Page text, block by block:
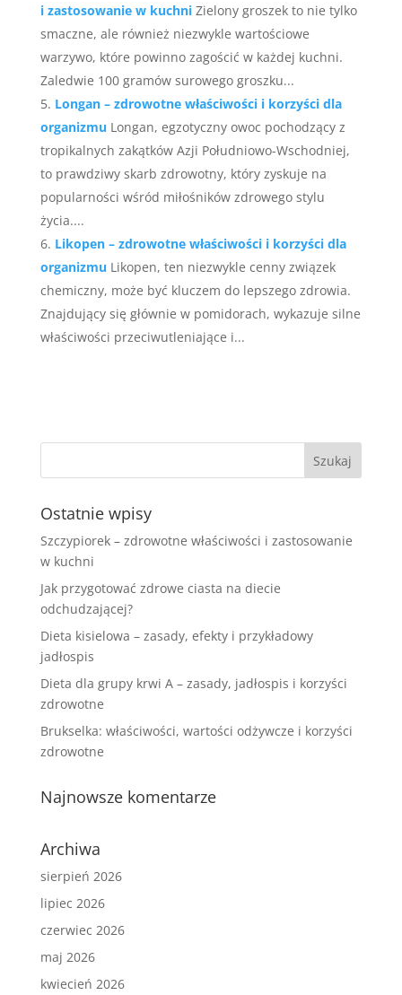
i zastosowanie w kuchni Zielony groszek to nie tylko
smaczne, ale również niezwykle wartościowe
warzywo, które powinno zagościć w każdej kuchni.
Zaledwie 100 gramów surowego groszku...
Longan – zdrowotne właściwości i korzyści dla
organizmu Longan, egzotyczny owoc pochodzący z
tropikalnych zakątków Azji Południowo-Wschodniej,
to prawdziwy skarb zdrowotny, który zyskuje na
popularności wśród miłośników zdrowego stylu
życia....
Likopen – zdrowotne właściwości i korzyści dla
organizmu Likopen, ten niezwykle cenny związek
chemiczny, może być kluczem do lepszego zdrowia.
Znajdujący się głównie w pomidorach, wykazuje silne
właściwości przeciwutleniające i...
Ostatnie wpisy
Szczypiorek – zdrowotne właściwości i zastosowanie
w kuchni
Jak przygotować zdrowe ciasta na diecie
odchudzającej?
Dieta kisielowa – zasady, efekty i przykładowy
jadłospis
Dieta dla grupy krwi A – zasady, jadłospis i korzyści
zdrowotne
Brukselka: właściwości, wartości odżywcze i korzyści
zdrowotne
Najnowsze komentarze
Archiwa
sierpień 2026
lipiec 2026
czerwiec 2026
maj 2026
kwiecień 2026